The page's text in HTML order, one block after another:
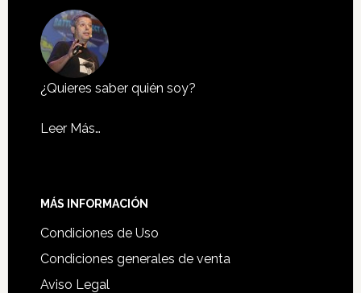
¿Quieres saber quién soy?
Leer Más…
MÁS INFORMACIÓN
Condiciones de Uso
Condiciones generales de venta
Aviso Legal